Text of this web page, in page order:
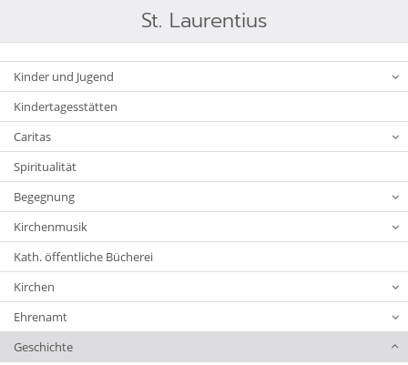
St. Laurentius
Kinder und Jugend
Kindertagesstätten
Caritas
Spiritualität
Begegnung
Kirchenmusik
Kath. öffentliche Bücherei
Kirchen
Ehrenamt
Geschichte